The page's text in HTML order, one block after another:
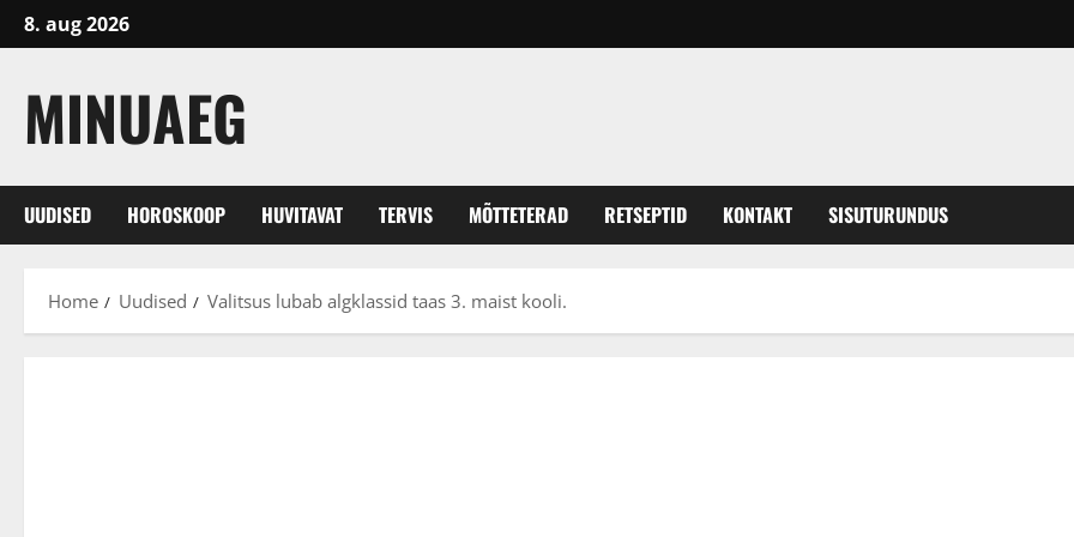
Skip
to
8. aug 2026
MINUAEG
UUDISED HOROSKOOP HUVITAVAT TERVIS MÕTTETERAD RETSEPTID KONTAKT SISUTURUNDUS
Home Uudised Valitsus lubab algklassid taas 3. maist kooli.